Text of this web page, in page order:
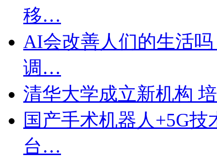
移…
AI会改善人们的生活
调…
清华大学成立新机构
国产手术机器人+5G
台…